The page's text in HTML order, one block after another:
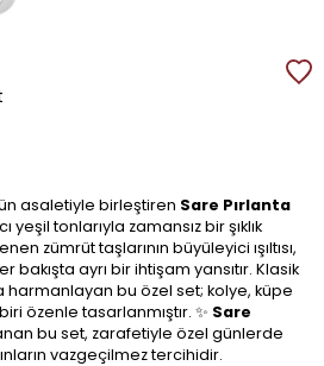
asaletiyle birleştiren Sare Pırlanta
yeşil tonlarıyla zamansız bir şıklık
zümrüt taşlarının büyüleyici ışıltısı,
bakışta ayrı bir ihtişam yansıtır. Klasik
harmanlayan bu özel set; kolye, küpe
özenle tasarlanmıştır. ✨ Sare
bu set, zarafetiyle özel günlerde
vazgeçilmez tercihidir.